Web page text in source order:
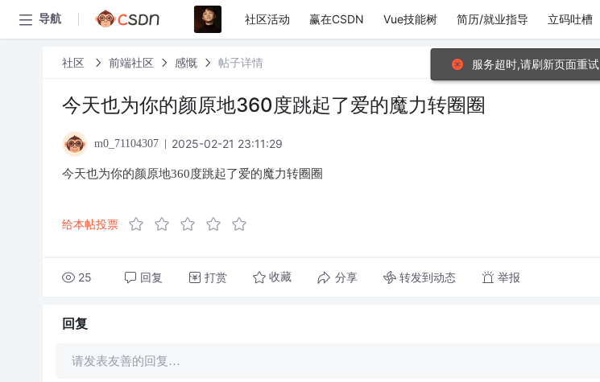
导航 社区活动 赢在CSDN Vue技能树 简历/就业指导 立码吐槽
社区 前端社区 感慨 帖子详情
今天也为你的颜原地360度跳起了爱的魔力转圈圈
m0_71104307 2025-02-21 23:11:29
今天也为你的颜原地360度跳起了爱的魔力转圈圈
给本帖投票
25 回复 打赏 收藏 分享 转发到动态 举报
回复
请发表友善的回复…
服务超时,请刷新页面重试